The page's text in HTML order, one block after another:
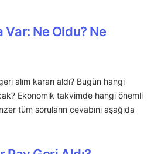
Ne Oldu? Ne
alım kararı aldı? Bugün hangi
Ekonomik takvimde hangi önemli
tüm soruların cevabını aşağıda